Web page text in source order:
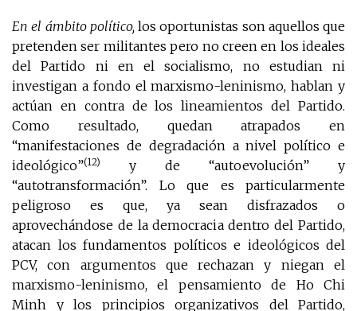
En el ámbito político,los oportunistas son aquellos que
pretenden ser militantes pero no creen en los ideales
del Partido ni en el socialismo, no estudian ni
investigan a fondo el marxismo-leninismo, hablan y
actúan en contra de los lineamientos del Partido.
Como resultado, quedan atrapados en
“manifestaciones de degradación a nivel político e
ideológico”(12)
y de “autoevolución” y
“autotransformación”. Lo que es particularmente
peligroso es que, ya sean disfrazados o
aprovechándose de la democracia dentro del Partido,
atacan los fundamentos políticos e ideológicos del
PCV, con argumentos que rechazan y niegan el
marxismo-leninismo, el pensamiento de Ho Chi
Minh y los principios organizativos del Partido,